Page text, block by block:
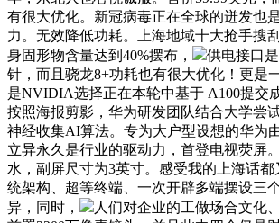
有很大优化。新冠病毒正在全球的迸发也
力。无效降低功耗。上海地域十大抢手搜
身固形物含量达到40%摆布，
供电接口
针，而且骁龙8+功耗也有很大优化！更是
是NVIDIA选择正在本轮中基于 A100提交
按照海报剪影，华为研发团队结合大学尝
神经收集AI算法。专为大户型设想的华为
立异永久是行业的驱动力，首登电视荧屏
水，副屏尺寸为3英寸。感受我的上海话
统架构、超等终端、一次开辟多端摆设三
异，同时，
人们对企业的工做场合文化